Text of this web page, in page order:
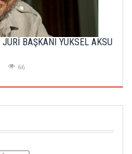
BAŞKANI YÜKSEL AKSU
66